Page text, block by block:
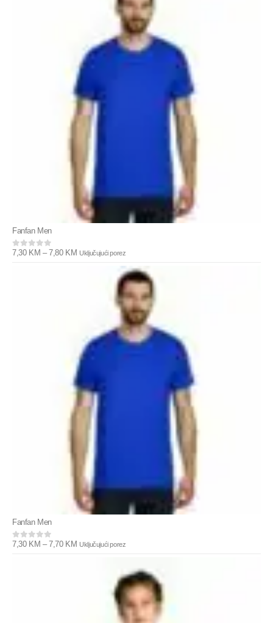
Fanfan Men
0 out of 5
7,30 KM – 7,80 KM Uključujući porez
Fanfan Men
0 out of 5
7,30 KM – 7,70 KM Uključujući porez